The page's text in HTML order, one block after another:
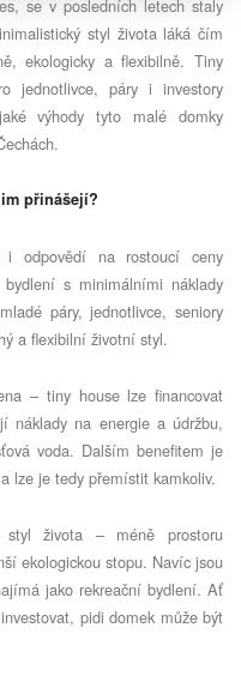
se v posledních letech staly
styl života láká čím
ekologicky a flexibilně. Tiny
jednotlivce, páry i investory
výhody tyto malé domky
přinášejí?
odpovědí na rostoucí ceny
s minimálními náklady
páry, jednotlivce, seniory
a flexibilní životní styl.
– tiny house lze financovat
náklady na energie a údržbu,
voda. Dalším benefitem je
lze je tedy přemístit kamkoliv.
styl života – méně prostoru
ekologickou stopu. Navíc jsou
jako rekreační bydlení. Ať
pidi domek může být